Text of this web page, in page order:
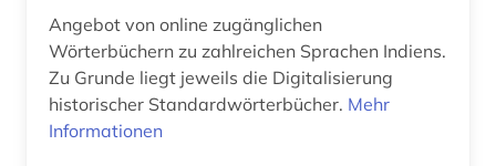
theater (4)
thesaurus (1)
tourismus (1)
Angebot von online zugänglichen
Wörterbüchern zu zahlreichen Sprachen Indiens.
Zu Grunde liegt jeweils die Digitalisierung
historischer Standardwörterbücher. Mehr
Informationen